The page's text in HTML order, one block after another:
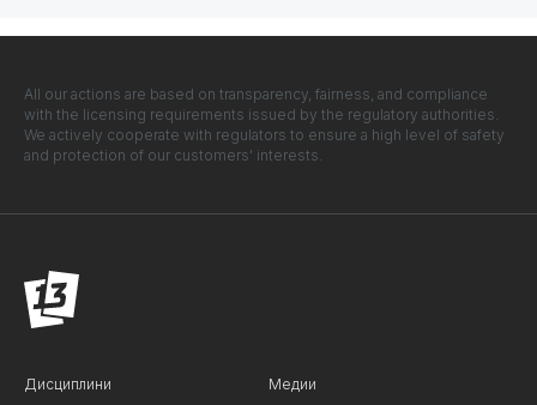
All our actions are based on transparency, fairness, and compliance
with the licensing requirements issued by the regulatory authorities.
We actively cooperate with regulators to ensure a high level of safety
and protection of our customers' interests.
Дисциплини
Медии